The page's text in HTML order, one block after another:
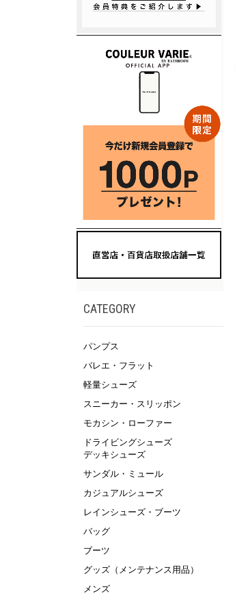
CATEGORY
パンプス
バレエ・フラット
軽量シューズ
スニーカー・スリッポン
モカシン・ローファー
ドライビングシューズ
デッキシューズ
サンダル・ミュール
カジュアルシューズ
レインシューズ・ブーツ
バッグ
ブーツ
グッズ（メンテナンス用品）
メンズ